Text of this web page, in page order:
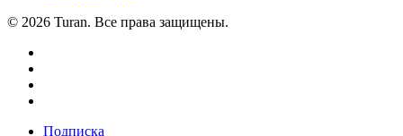
© 2026 Turan. Все права защищены.
Подписка